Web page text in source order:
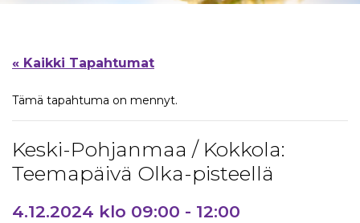
« Kaikki Tapahtumat
Tämä tapahtuma on mennyt.
Keski-Pohjanmaa / Kokkola:
Teemapäivä Olka-pisteellä
4.12.2024 klo 09:00 - 12:00